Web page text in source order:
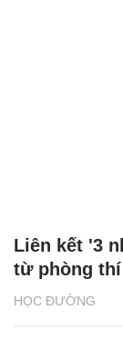
HỌC ĐƯỜNG
Liên kết '3
từ phòng